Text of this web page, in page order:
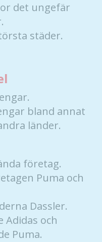
det ungefär
städer.
bland annat
länder.
företag.
Puma och
Dassler.
Adidas och
Puma.
Dessa kakor
välja bort. De
behövs för
taget ska
Statistik
hemsidans
funktionalitet
uppbyggnad,
baserat på
hur hemsidan
används.